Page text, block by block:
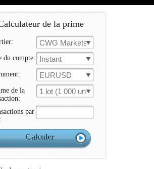
de la prime
CWG Markets
du compte: Instant
EURUSD
de la
1 lot (1 000 un.)
par